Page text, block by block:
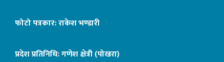
फोटो पत्रकार: राकेश भण्डारी
प्रदेश प्रतिनिधि: गणेश क्षेत्री (पोखरा)